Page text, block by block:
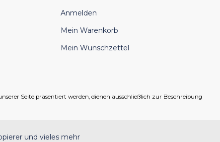
Anmelden
Mein Warenkorb
Mein Wunschzettel
Seite präsentiert werden, dienen ausschließlich zur Beschreibung
und vieles mehr